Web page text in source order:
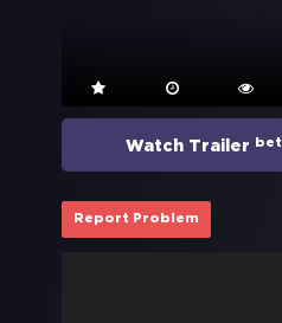
Watch Trailer
Report Problem